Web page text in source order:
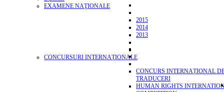
EXAMENE NAŢIONALE
2015
2014
2013
CONCURSURI INTERNAȚIONALE
CONCURS INTERNAȚIONAL
TRADUCERI
HUMAN RIGHTS